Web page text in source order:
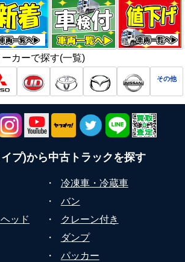
カーで探す(一覧)
その他
プ)から中古トラックを探す
・
冷凍車・冷蔵車
・
バン
ッド ・
クレーン付き
・
ダンプ
・ パッカー